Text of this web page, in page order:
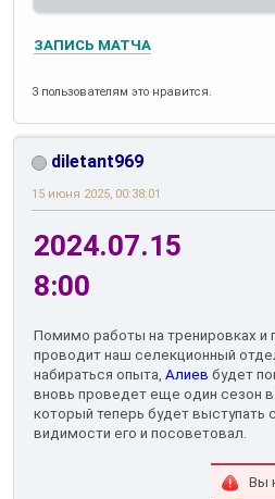
ЗАПИСЬ МАТЧА
3 пользователям это нравится.
diletant969
15 июня 2025, 00:38:01
2024.07.15
8:00
Помимо работы на тренировках и
проводит наш селекционный
набираться опыта, Алиев будет
вновь проведет еще один сезон
который теперь будет
видимости его и посоветовал.
Вы